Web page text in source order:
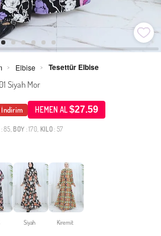
> Elbise > Tesettür Elbise
Siyah Mor
İndirim HEMEN AL$27.59
: 85, BOY : 170, KILO: 57
Siyah Kiremit